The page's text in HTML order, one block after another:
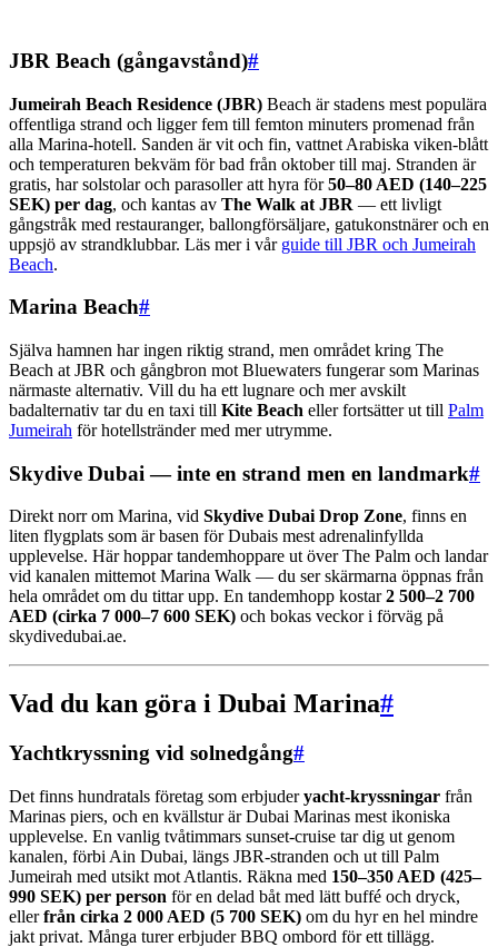
JBR Beach (gångavstånd)#
Jumeirah Beach Residence (JBR) Beach är stadens mest populära
offentliga strand och ligger fem till femton minuters promenad från
alla Marina-hotell. Sanden är vit och fin, vattnet Arabiska viken-blått
och temperaturen bekväm för bad från oktober till maj. Stranden är
gratis, har solstolar och parasoller att hyra för50–80 AED (140–225
SEK) per dag, och kantas av The Walk at JBR — ett livligt
gångstråk med restauranger, ballongförsäljare, gatukonstnärer och en
uppsjö av strandklubbar. Läs mer i vår guide till JBR och Jumeirah
Beach.
Marina Beach#
Själva hamnen har ingen riktig strand, men området kring The
Beach at JBR och gångbron mot Bluewaters fungerar som Marinas
närmaste alternativ. Vill du ha ett lugnare och mer avskilt
badalternativ tar du en taxi till Kite Beach eller fortsätter ut till Palm
Jumeirah för hotellstränder med mer utrymme.
Skydive Dubai — inte en strand men en landmark#
Direkt norr om Marina, vid Skydive Dubai Drop Zone, finns en
liten flygplats som är basen för Dubais mest adrenalinfyllda
upplevelse. Här hoppar tandemhoppare ut över The Palm och landar
vid kanalen mittemot Marina Walk — du ser skärmarna öppnas från
hela området om du tittar upp. En tandemhopp kostar2 500–2 700
AED (cirka 7 000–7 600 SEK) och bokas veckor i förväg på
skydivedubai.ae.
Vad du kan göra i Dubai Marina#
Yachtkryssning vid solnedgång#
Det finns hundratals företag som erbjuderyacht-kryssningar från
Marinas piers, och en kvällstur är Dubai Marinas mest ikoniska
upplevelse. En vanlig tvåtimmars sunset-cruise tar dig ut genom
kanalen, förbi Ain Dubai, längs JBR-stranden och ut till Palm
Jumeirah med utsikt mot Atlantis. Räkna med 150–350 AED (425–
990 SEK) per person för en delad båt med lätt buffé och dryck,
ellerfrån cirka 2 000 AED (5 700 SEK) om du hyr en hel mindre
jakt privat. Många turer erbjuder BBQ ombord för ett tillägg.